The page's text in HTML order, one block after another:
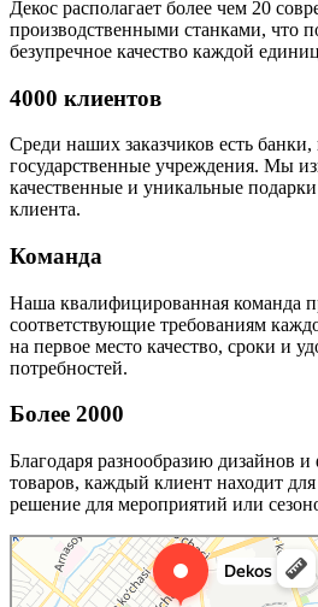
Декос располагает более чем 20
производственными станками, что
безупречное качество каждой
4000 клиентов
Среди наших заказчиков есть
государственные учреждения. Мы
качественные и уникальные
клиента.
Команда
Наша квалифицированная команда
соответствующие требованиям
на первое место качество, сроки и
потребностей.
Более 2000
Благодаря разнообразию дизайнов
товаров, каждый клиент находит
решение для мероприятий или